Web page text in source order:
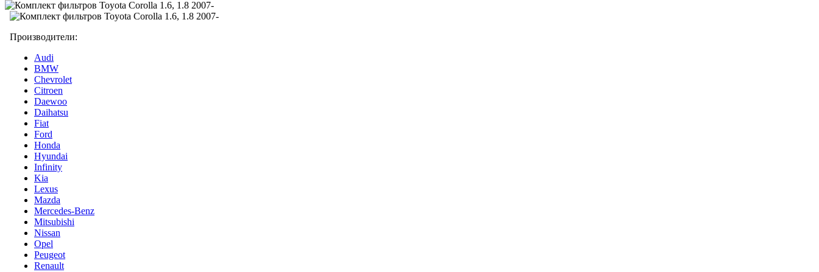
Производители:
Audi
BMW
Chevrolet
Citroen
Daewoo
Daihatsu
Fiat
Ford
Honda
Hyundai
Infinity
Kia
Lexus
Mazda
Mercedes-Benz
Mitsubishi
Nissan
Opel
Peugeot
Renault